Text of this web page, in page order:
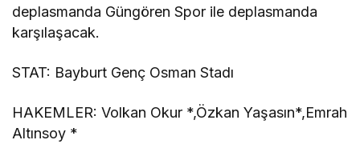
deplasmanda Güngören Spor ile deplasmanda
karşılaşacak.
STAT: Bayburt Genç Osman Stadı
HAKEMLER: Volkan Okur *,Özkan Yaşasın*,Emrah
Altınsoy *